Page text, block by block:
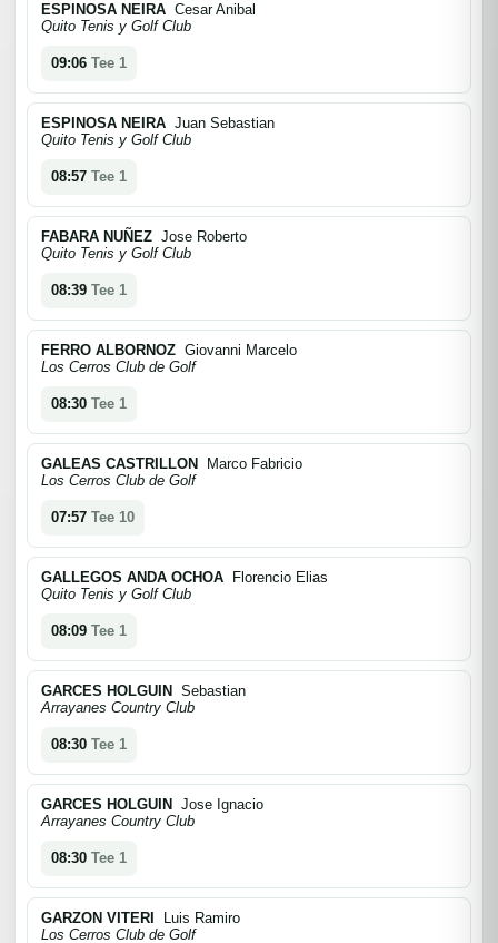
ESPINOSA NEIRA Cesar Anibal
Quito Tenis y Golf Club
09:06 Tee 1
ESPINOSA NEIRA Juan Sebastian
Quito Tenis y Golf Club
08:57 Tee 1
FABARA NUÑEZ Jose Roberto
Quito Tenis y Golf Club
08:39 Tee 1
FERRO ALBORNOZ Giovanni Marcelo
Los Cerros Club de Golf
08:30 Tee 1
GALEAS CASTRILLON
Marco Fabricio
Los Cerros Club de Golf
07:57 Tee 10
GALLEGOS ANDA OCHOA Florencio Elias
Quito Tenis y Golf Club
08:09 Tee 1
GARCES HOLGUIN
Sebastian
Arrayanes Country Club
08:30 Tee 1
GARCES HOLGUIN
Jose Ignacio
Arrayanes Country Club
08:30 Tee 1
GARZON VITERI
Luis Ramiro
Los Cerros Club de Golf